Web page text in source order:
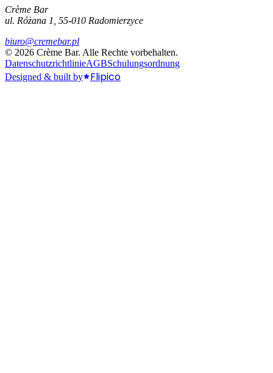
Crème Bar
ul. Różana 1, 55-010 Radomierzyce
biuro@cremebar.pl
© 2026 Crème Bar. Alle Rechte vorbehalten.
DatenschutzrichtlinieAGBSchulungsordnung
Designed & built by
Flipico